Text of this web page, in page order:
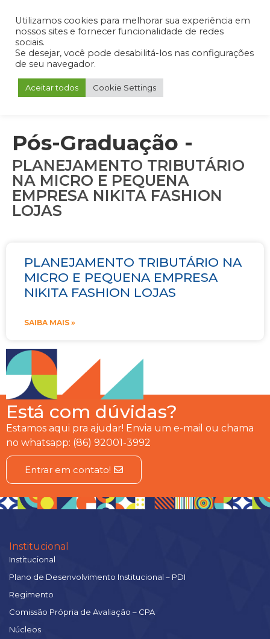
Admin Portal do Aluno Portal do Professor Portal do Coordenador
Pós-Graduação -
PLANEJAMENTO TRIBUTÁRIO
NA MICRO E PEQUENA
EMPRESA NIKITA FASHION
LOJAS
PLANEJAMENTO TRIBUTÁRIO NA
MICRO E PEQUENA EMPRESA
NIKITA FASHION LOJAS
SAIBA MAIS »
Está com dúvidas?
Estamos aqui pra ajudar! Envia um e-mail ou chama
no whatsapp: (86) 92001-3992
Entrar em contato!
Institucional
Institucional
Plano de Desenvolvimento Institucional – PDI
Regimento
Comissão Própria de Avaliação – CPA
Núcleos
Utilizamos cookies para melhorar sua experiência em
nossos sites e fornecer funcionalidade de redes
sociais.
Se desejar, você pode desabilitá-los nas configurações
de seu navegador.
Aceitar todos Cookie Settings